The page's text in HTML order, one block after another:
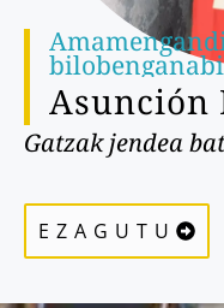
bilobenganabi
Gatzak jendea
EZAGUTU